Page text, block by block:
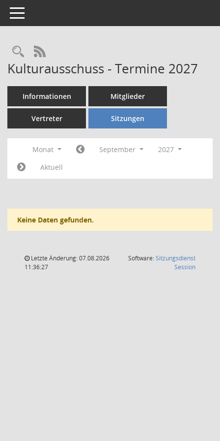
Toggle navigation
Rechercheauswahl
RSS-Feed
Kulturausschuss - Termine 2027
Informationen Mitglieder
Vertreter Sitzungen
Monat September
2027
Aktuell
Keine Daten gefunden.
Letzte Änderung: 07.08.2026
11:36:27
Software:Sitzungsdienst
Session(Wird in